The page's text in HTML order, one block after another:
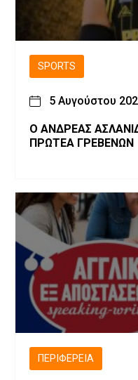
SPORTS
5 Αυγούστου
Ο ΑΝΔΡΕΑΣ
ΠΡΩΤΕΑ ΓΡΕΒΕΝΩΝ
ΠΕΡΙΦΈΡΕΙΑ